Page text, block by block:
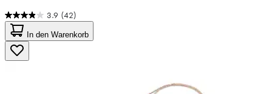
3.9 (42)
3.9
von
5
Sternen.
42
In den Warenkorb